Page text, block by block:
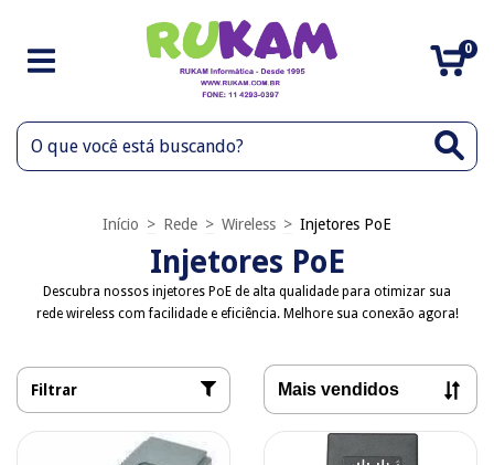
0
Início > Rede > Wireless > Injetores PoE
Injetores PoE
Descubra nossos injetores PoE de alta qualidade para otimizar sua
rede wireless com facilidade e eficiência. Melhore sua conexão agora!
Filtrar